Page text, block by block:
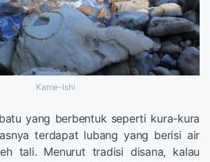
Kame-Ishi
yang berbentuk seperti kura-kura
terdapat lubang yang berisi air
tali. Menurut tradisi disana, kalau